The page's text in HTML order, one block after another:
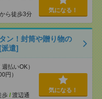
ら徒歩3分
気になる！
ン！封筒や贈り物の
遣]
払いOK）
円）
歩 / 渡辺通
気になる！